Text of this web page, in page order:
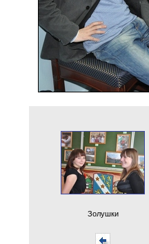
Золушки